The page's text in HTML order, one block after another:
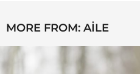
MORE FROM: AILE